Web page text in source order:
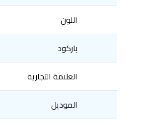
اللون
باركود
العلامة التجارية
الموديل